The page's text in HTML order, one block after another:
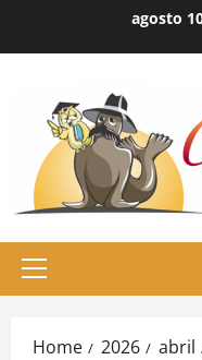
agosto
Primary
Home 2026 abril